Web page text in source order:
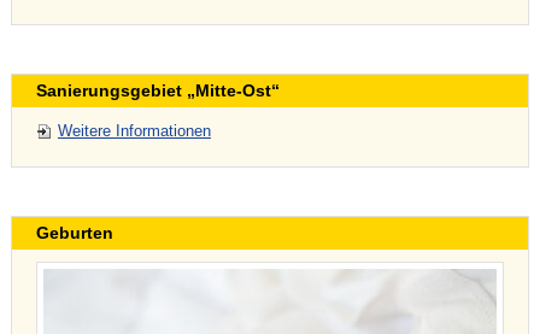
Sanierungsgebiet „Mitte-Ost“
Weitere Informationen
Geburten